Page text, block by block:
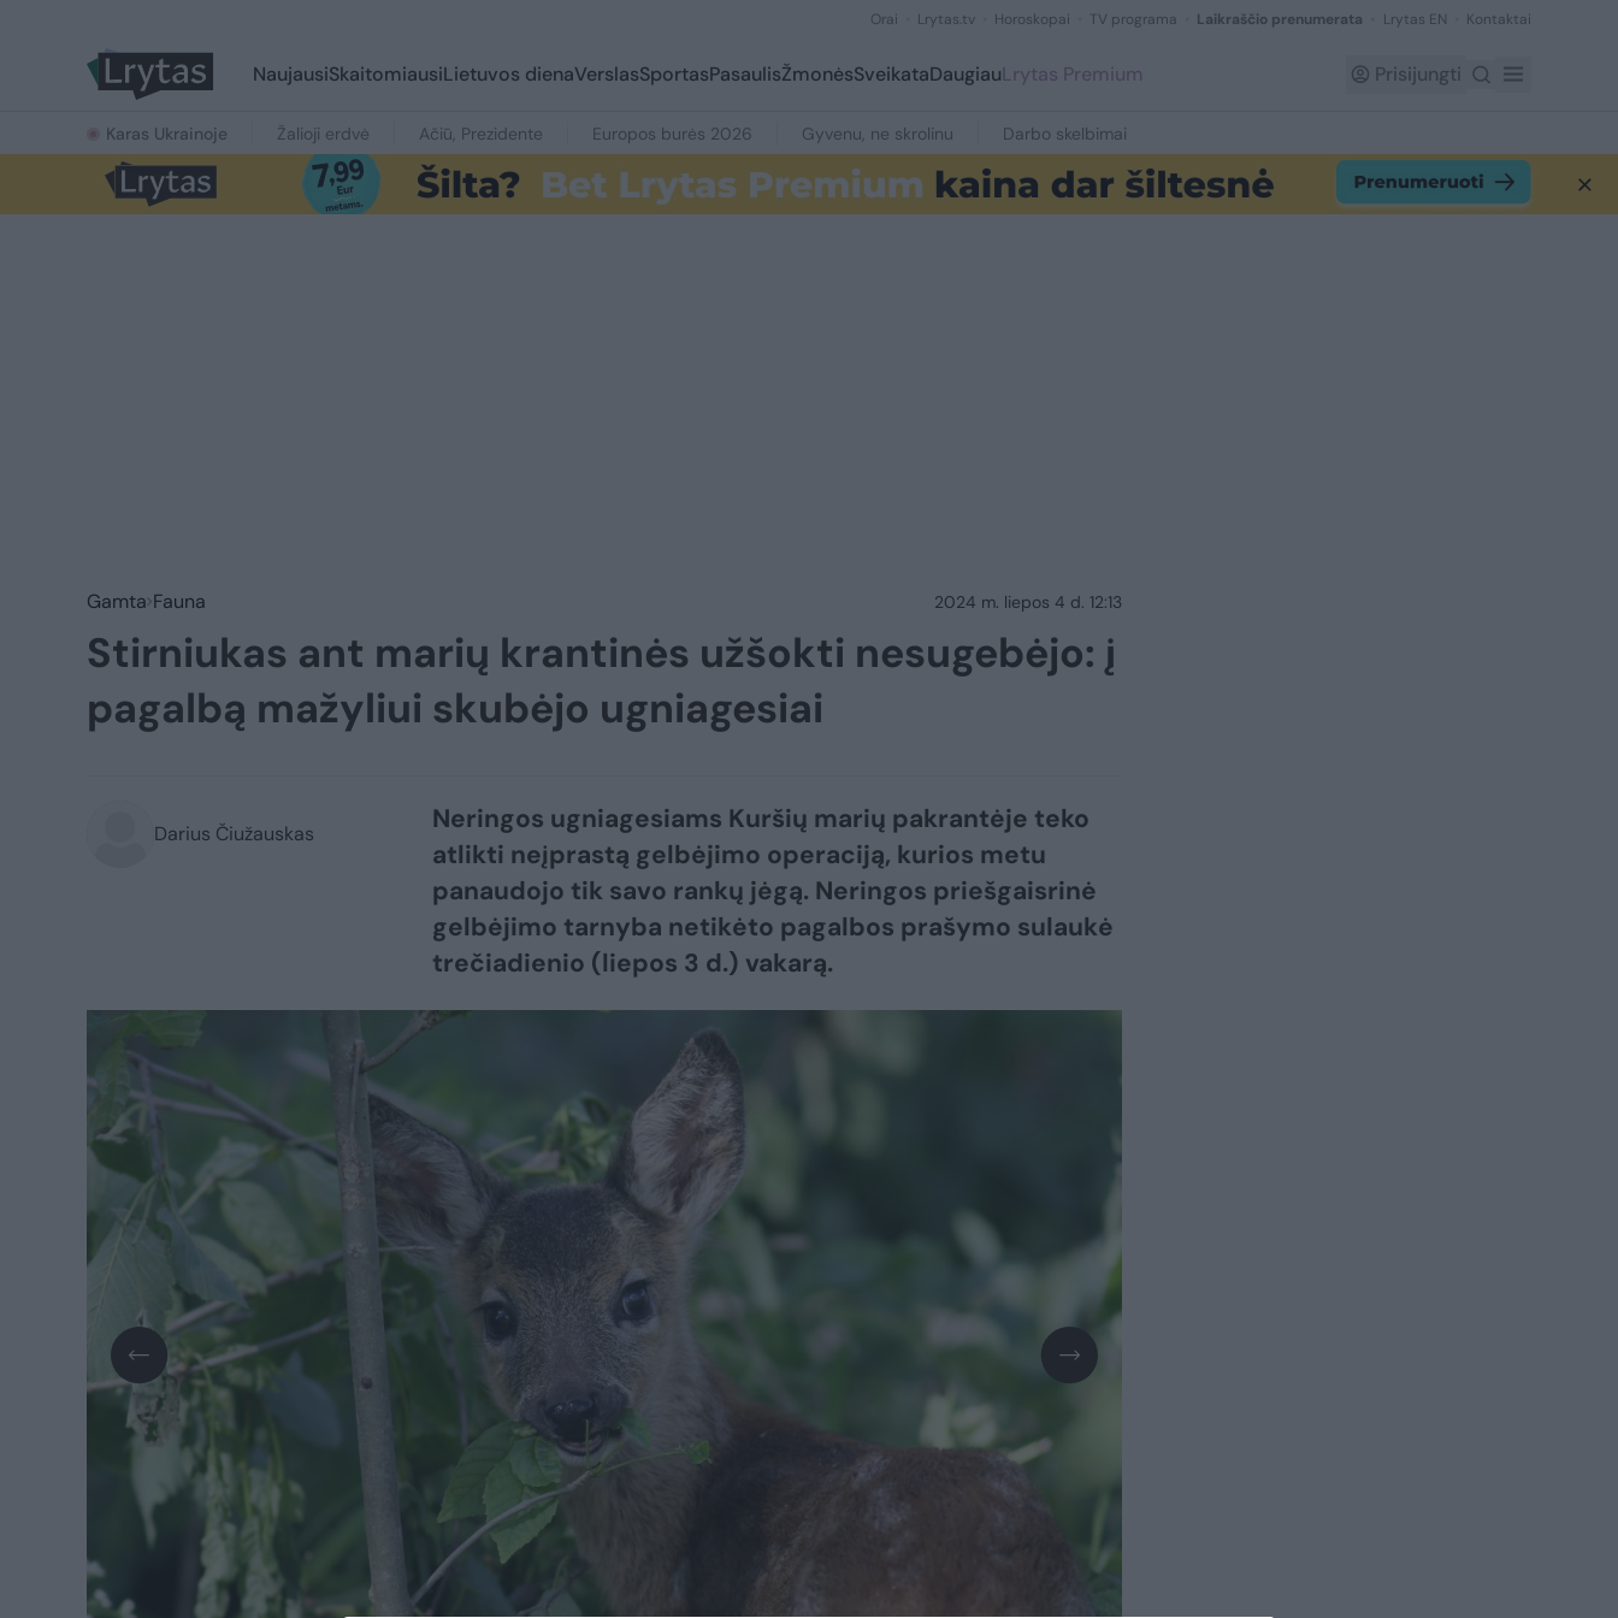
Orai Lrytas.tv Horoskopai TV programa Laikraščio prenumerata Lrytas EN Kontaktai
NaujausiSkaitomiausiLietuvos dienaVerslasSportasPasaulisŽmonėsSveikataDaugiauLrytas Premium Prisijungti
Karas Ukrainoje Žalioji erdvė Ačiū, Prezidente Europos burės 2026 Gyvenu, ne skrolinu Darbo skelbimai
Gamta Fauna 2024 m. liepos 4 d. 12:13
Stirniukas ant marių krantinės užšokti nesugebėjo: į
pagalbą mažyliui skubėjo ugniagesiai
Darius Čiužauskas
Neringos ugniagesiams Kuršių marių pakrantėje teko
atlikti neįprastą gelbėjimo operaciją, kurios metu
panaudojo tik savo rankų jėgą. Neringos priešgaisrinė
gelbėjimo tarnyba netikėto pagalbos prašymo sulaukė
trečiadienio (liepos 3 d.) vakarą.